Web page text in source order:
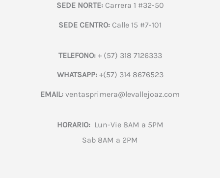
SEDE NORTE:Carrera 1 #32-50
SEDE CENTRO: Calle 15 #7-101
TELEFONO:+ (57) 318 7126333
WHATSAPP:+(57) 314 8676523
EMAIL: ventasprimera@levallejoaz.com
HORARIO:Lun-Vie 8AM a 5PM
Sab 8AM a 2PM